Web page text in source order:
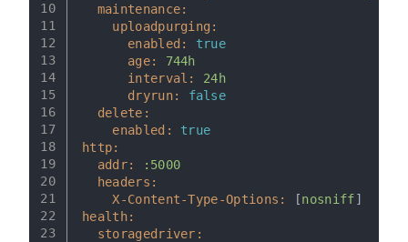
10
11
12
13
14
15
16
17
18
19
20
21
22
23
maintenance:
uploadpurging:
enabled:
true
age:
744h
interval:
24h
dryrun:
false
delete:
enabled:
true
http:
addr:
:5000
headers:
X-Content-Type-Options:
[nosniff]
health:
storagedriver: